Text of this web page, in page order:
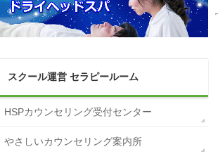
スクール運営 セラピールーム
HSPカウンセリング受付センター
やさしいカウンセリング案内所